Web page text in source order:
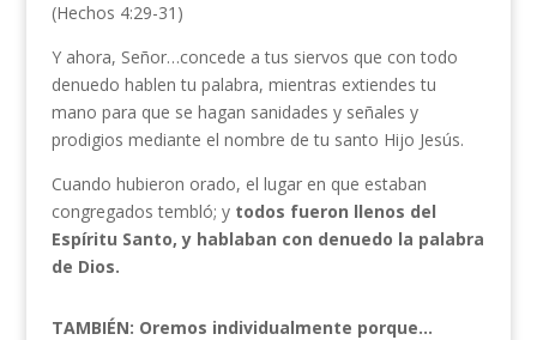
(Hechos 4:29-31)
Y ahora, Señor…concede a tus siervos que con todo
denuedo hablen tu palabra, mientras extiendes tu
mano para que se hagan sanidades y señales y
prodigios mediante el nombre de tu santo Hijo Jesús.
Cuando hubieron orado, el lugar en que estaban
congregados tembló; ytodos fueron llenos del
Espíritu Santo, y hablaban con denuedo la palabra
de Dios.
TAMBIÉN: Oremos individualmente porque…